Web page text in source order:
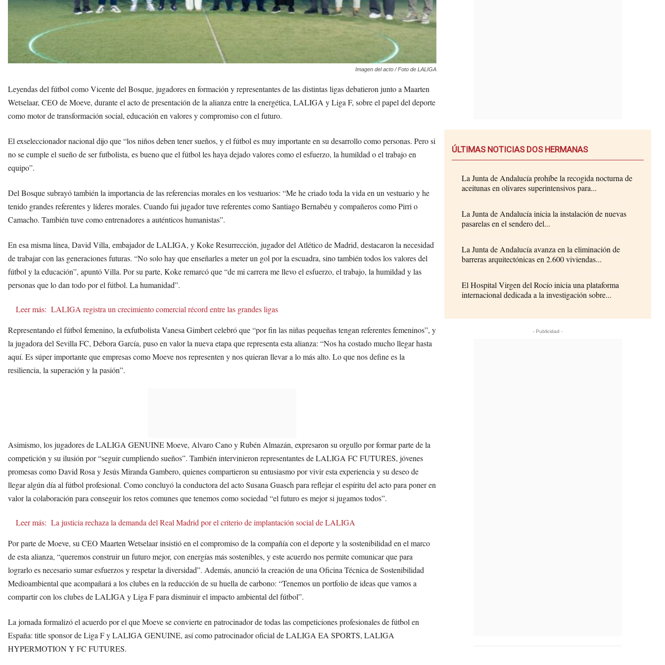
Imagen del acto / Foto de LALIGA
Leyendas del fútbol como Vicente del Bosque, jugadores en formación y representantes de las distintas ligas debatieron junto a Maarten
Wetselaar, CEO de Moeve, durante el acto de presentación de la alianza entre la energética, LALIGA y Liga F, sobre el papel del deporte
como motor de transformación social, educación en valores y compromiso con el futuro.
El exseleccionador nacional dijo que “los niños deben tener sueños, y el fútbol es muy importante en su desarrollo como personas. Pero si
no se cumple el sueño de ser futbolista, es bueno que el fútbol les haya dejado valores como el esfuerzo, la humildad o el trabajo en
equipo”.
Del Bosque subrayó también la importancia de las referencias morales en los vestuarios: “Me he criado toda la vida en un vestuario y he
tenido grandes referentes y líderes morales. Cuando fui jugador tuve referentes como Santiago Bernabéu y compañeros como Pirri o
Camacho. También tuve como entrenadores a auténticos humanistas”.
En esa misma línea, David Villa, embajador de LALIGA, y Koke Resurrección, jugador del Atlético de Madrid, destacaron la necesidad
de trabajar con las generaciones futuras. “No solo hay que enseñarles a meter un gol por la escuadra, sino también todos los valores del
fútbol y la educación”, apuntó Villa. Por su parte, Koke remarcó que “de mi carrera me llevo el esfuerzo, el trabajo, la humildad y las
personas que lo dan todo por el fútbol. La humanidad”.
Leer más: LALIGA registra un crecimiento comercial récord entre las grandes ligas
Representando el fútbol femenino, la exfutbolista Vanesa Gimbert celebró que “por fin las niñas pequeñas tengan referentes femeninos”, y
la jugadora del Sevilla FC, Débora García, puso en valor la nueva etapa que representa esta alianza: “Nos ha costado mucho llegar hasta
aquí. Es súper importante que empresas como Moeve nos representen y nos quieran llevar a lo más alto. Lo que nos define es la
resiliencia, la superación y la pasión”.
Asimismo, los jugadores de LALIGA GENUINE Moeve, Alvaro Cano y Rubén Almazán, expresaron su orgullo por formar parte de la
competición y su ilusión por “seguir cumpliendo sueños”. También intervinieron representantes de LALIGA FC FUTURES, jóvenes
promesas como David Rosa y Jesús Miranda Gambero, quienes compartieron su entusiasmo por vivir esta experiencia y su deseo de
llegar algún día al fútbol profesional. Como concluyó la conductora del acto Susana Guasch para reflejar el espíritu del acto para poner en
valor la colaboración para conseguir los retos comunes que tenemos como sociedad “el futuro es mejor si jugamos todos”.
Leer más: La justicia rechaza la demanda del Real Madrid por el criterio de implantación social de LALIGA
Por parte de Moeve, su CEO Maarten Wetselaar insistió en el compromiso de la compañía con el deporte y la sostenibilidad en el marco
de esta alianza, “queremos construir un futuro mejor, con energías más sostenibles, y este acuerdo nos permite comunicar que para
lograrlo es necesario sumar esfuerzos y respetar la diversidad”. Además, anunció la creación de una Oficina Técnica de Sostenibilidad
Medioambiental que acompañará a los clubes en la reducción de su huella de carbono: “Tenemos un portfolio de ideas que vamos a
compartir con los clubes de LALIGA y Liga F para disminuir el impacto ambiental del fútbol”.
La jornada formalizó el acuerdo por el que Moeve se convierte en patrocinador de todas las competiciones profesionales de fútbol en
España: title sponsor de Liga F y LALIGA GENUINE, así como patrocinador oficial de LALIGA EA SPORTS, LALIGA
HYPERMOTION Y FC FUTURES.
ÚLTIMAS NOTICIAS DOS HERMANAS
La Junta de Andalucía prohíbe la recogida nocturna de
aceitunas en olivares superintensivos para...
La Junta de Andalucía inicia la instalación de nuevas
pasarelas en el sendero del...
La Junta de Andalucía avanza en la eliminación de
barreras arquitectónicas en 2.600 viviendas...
El Hospital Virgen del Rocío inicia una plataforma
internacional dedicada a la investigación sobre...
- Publicidad -